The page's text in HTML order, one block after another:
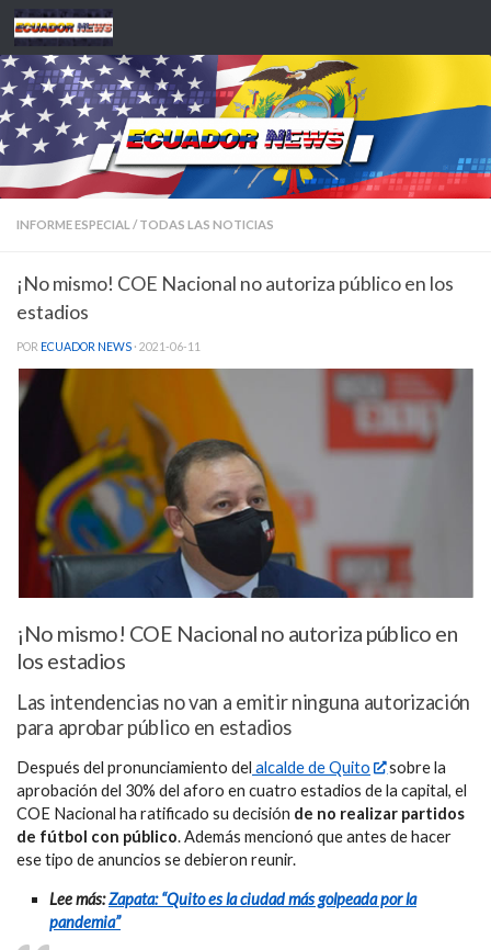
Saltar al contenido
INFORME ESPECIAL / TODAS LAS NOTICIAS
¡No mismo! COE Nacional no autoriza público en los
estadios
POR ECUADOR NEWS · 2021-06-11
¡No mismo! COE Nacional no autoriza público en
los estadios
Las intendencias no van a emitir ninguna autorización
para aprobar público en estadios
Después del pronunciamiento del alcalde de Quito
sobre la
aprobación del 30% del aforo en cuatro estadios de la capital, el
COE Nacional ha ratificado su decisión de no realizar partidos
de fútbol con público. Además mencionó que antes de hacer
ese tipo de anuncios se debieron reunir.
Lee más:Zapata: “Quito es la ciudad más golpeada por la
pandemia”